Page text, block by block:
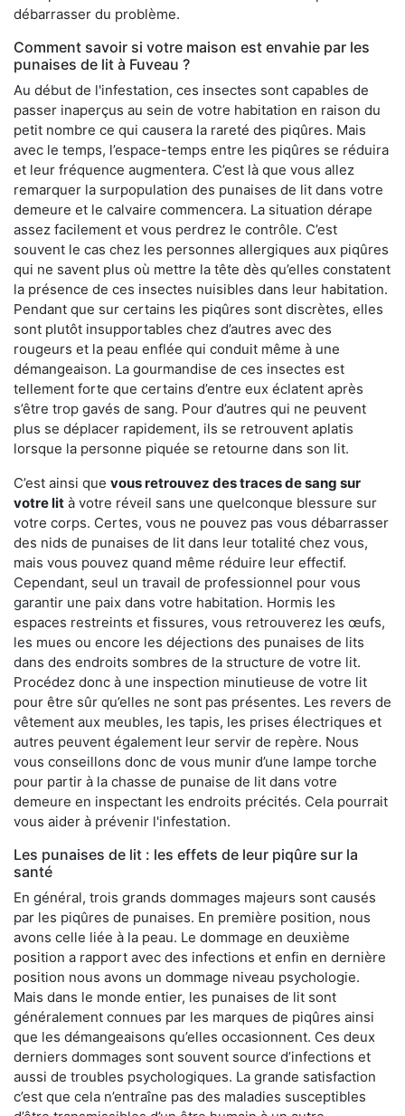
débarrasser du problème.
Comment savoir si votre maison est envahie par les
punaises de lit à Fuveau ?
Au début de l'infestation, ces insectes sont capables de
passer inaperçus au sein de votre habitation en raison du
petit nombre ce qui causera la rareté des piqûres. Mais
avec le temps, l’espace-temps entre les piqûres se réduira
et leur fréquence augmentera. C’est là que vous allez
remarquer la surpopulation des punaises de lit dans votre
demeure et le calvaire commencera. La situation dérape
assez facilement et vous perdrez le contrôle. C’est
souvent le cas chez les personnes allergiques aux piqûres
qui ne savent plus où mettre la tête dès qu’elles constatent
la présence de ces insectes nuisibles dans leur habitation.
Pendant que sur certains les piqûres sont discrètes, elles
sont plutôt insupportables chez d’autres avec des
rougeurs et la peau enflée qui conduit même à une
démangeaison. La gourmandise de ces insectes est
tellement forte que certains d’entre eux éclatent après
s’être trop gavés de sang. Pour d’autres qui ne peuvent
plus se déplacer rapidement, ils se retrouvent aplatis
lorsque la personne piquée se retourne dans son lit.
C’est ainsi que vous retrouvez des traces de sang sur
votre lit à votre réveil sans une quelconque blessure sur
votre corps. Certes, vous ne pouvez pas vous débarrasser
des nids de punaises de lit dans leur totalité chez vous,
mais vous pouvez quand même réduire leur effectif.
Cependant, seul un travail de professionnel pour vous
garantir une paix dans votre habitation. Hormis les
espaces restreints et fissures, vous retrouverez les œufs,
les mues ou encore les déjections des punaises de lits
dans des endroits sombres de la structure de votre lit.
Procédez donc à une inspection minutieuse de votre lit
pour être sûr qu’elles ne sont pas présentes. Les revers de
vêtement aux meubles, les tapis, les prises électriques et
autres peuvent également leur servir de repère. Nous
vous conseillons donc de vous munir d’une lampe torche
pour partir à la chasse de punaise de lit dans votre
demeure en inspectant les endroits précités. Cela pourrait
vous aider à prévenir l'infestation.
Les punaises de lit : les effets de leur piqûre sur la
santé
En général, trois grands dommages majeurs sont causés
par les piqûres de punaises. En première position, nous
avons celle liée à la peau. Le dommage en deuxième
position a rapport avec des infections et enfin en dernière
position nous avons un dommage niveau psychologie.
Mais dans le monde entier, les punaises de lit sont
généralement connues par les marques de piqûres ainsi
que les démangeaisons qu’elles occasionnent. Ces deux
derniers dommages sont souvent source d’infections et
aussi de troubles psychologiques. La grande satisfaction
c’est que cela n’entraîne pas des maladies susceptibles